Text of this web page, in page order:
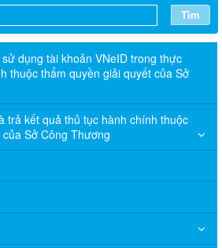
Tìm
dụng tài khoản VNeID trong thực
thuộc thẩm quyền giải quyết của Sở
trả kết quả thủ tục hành chính thuộc
Sở Công Thương